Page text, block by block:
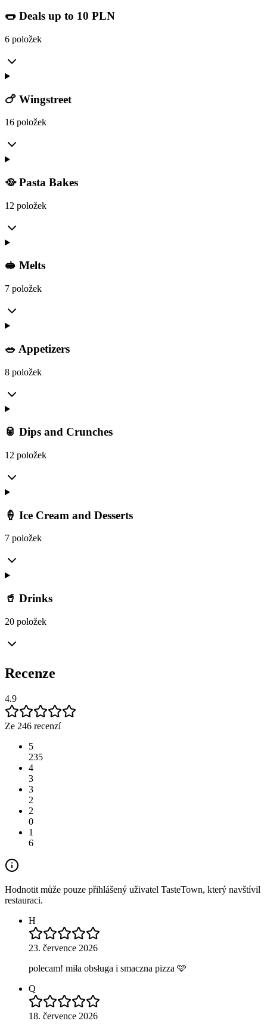
🌭 Deals up to 10 PLN
6 položek
🍗 Wingstreet
16 položek
🥘 Pasta Bakes
12 položek
🥪 Melts
7 položek
🥗 Appetizers
8 položek
🥫 Dips and Crunches
12 položek
🍦 Ice Cream and Desserts
7 položek
🥤 Drinks
20 položek
Recenze
4.9
Ze 246 recenzí
5
235
4
3
3
2
2
0
1
6
Hodnotit může pouze přihlášený uživatel TasteTown, který navštívil
restauraci.
H
23. července 2026
polecam! miła obsługa i smaczna pizza 🩷
Q
18. července 2026